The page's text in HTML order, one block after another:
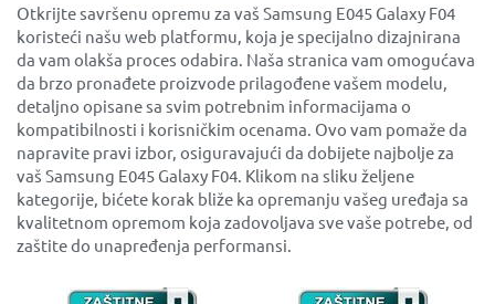
Otkrijte savršenu opremu za vaš Samsung E045 Galaxy F04
koristeći našu web platformu, koja je specijalno dizajnirana
da vam olakša proces odabira. Naša stranica vam omogućava
da brzo pronađete proizvode prilagođene vašem modelu,
detaljno opisane sa svim potrebnim informacijama o
kompatibilnosti i korisničkim ocenama. Ovo vam pomaže da
napravite pravi izbor, osiguravajući da dobijete najbolje za
vaš Samsung E045 Galaxy F04. Klikom na sliku željene
kategorije, bićete korak bliže ka opremanju vašeg uređaja sa
kvalitetnom opremom koja zadovoljava sve vaše potrebe, od
zaštite do unapređenja performansi.